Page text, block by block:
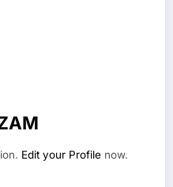
Edit your Profile now.